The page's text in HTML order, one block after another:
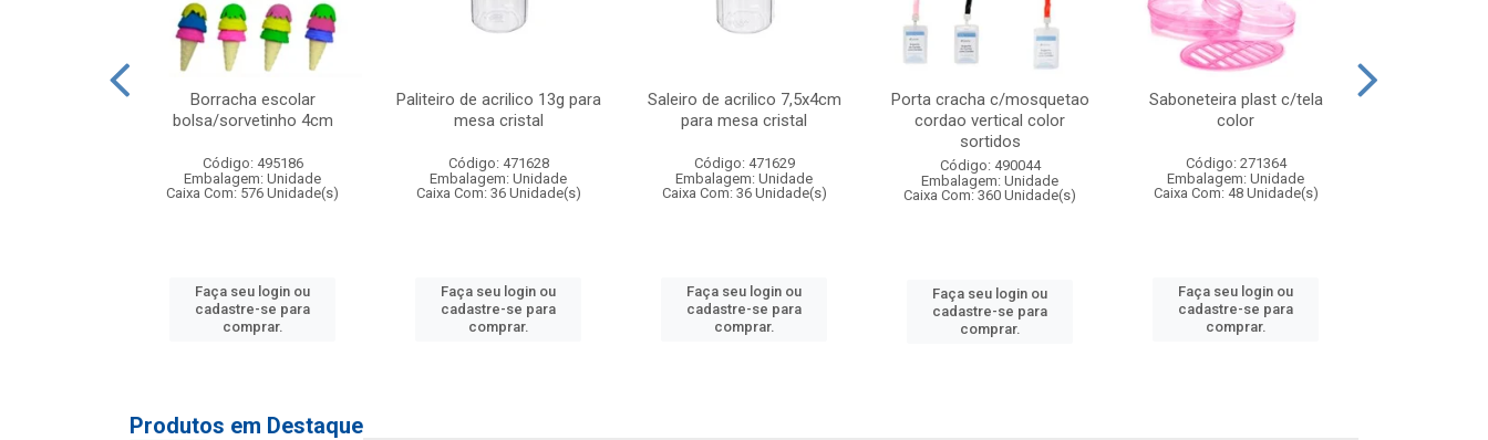
Borracha escolar
bolsa/sorvetinho 4cm
Código: 495186
Embalagem: Unidade
Caixa Com: 576 Unidade(s)
Faça seu login ou
cadastre-se para
comprar.
Paliteiro de acrilico 13g para
mesa cristal
Código: 471628
Embalagem: Unidade
Caixa Com: 36 Unidade(s)
Faça seu login ou
cadastre-se para
comprar.
Saleiro de acrilico 7,5x4cm
para mesa cristal
Código: 471629
Embalagem: Unidade
Caixa Com: 36 Unidade(s)
Faça seu login ou
cadastre-se para
comprar.
Porta cracha c/mosquetao
cordao vertical color
sortidos
Código: 490044
Embalagem: Unidade
Caixa Com: 360 Unidade(s)
Faça seu login ou
cadastre-se para
comprar.
Saboneteira plast c/tela
color
Código: 271364
Embalagem: Unidade
Caixa Com: 48 Unidade(s)
Faça seu login ou
cadastre-se para
comprar.
Produtos em Destaque